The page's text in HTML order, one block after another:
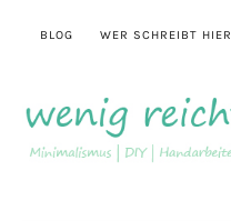
BLOG WER SCHREIBT HIER